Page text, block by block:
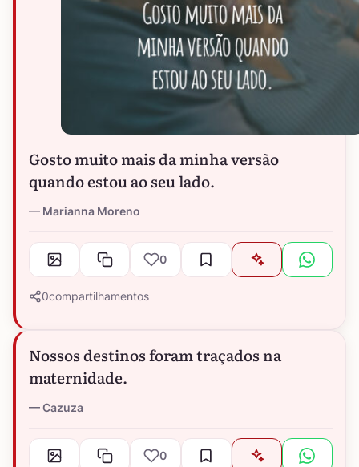
Gosto muito mais da minha versão
quando estou ao seu lado.
Marianna Moreno
0
0compartilhamentos
Nossos destinos foram traçados na
maternidade.
Cazuza
0